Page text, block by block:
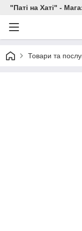
"Паті на Хаті" -
Товари та